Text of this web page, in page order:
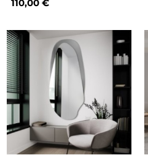
110,00 €